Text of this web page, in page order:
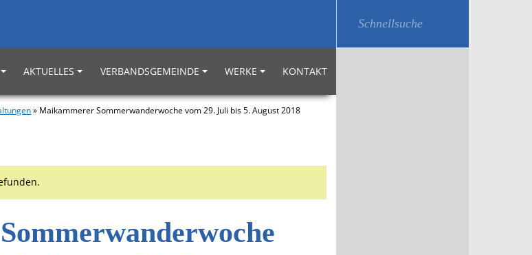
AKTUELLES VERBANDSGEMEINDE WERKE KONTAKT
» Maikammerer Sommerwanderwoche vom 29. Juli bis 5. August 2018